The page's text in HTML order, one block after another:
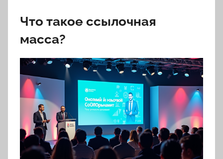
Что такое ссылочная
масса?